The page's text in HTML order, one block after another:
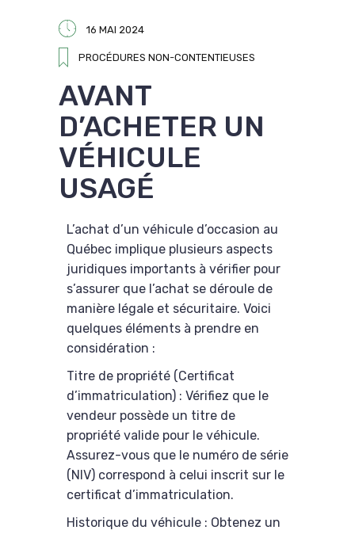
16 MAI 2024
PROCÉDURES NON-CONTENTIEUSES
AVANT
D’ACHETER UN
VÉHICULE
USAGÉ
L’achat d’un véhicule d’occasion au
Québec implique plusieurs aspects
juridiques importants à vérifier pour
s’assurer que l’achat se déroule de
manière légale et sécuritaire. Voici
quelques éléments à prendre en
considération :
Titre de propriété (Certificat
d’immatriculation) : Vérifiez que le
vendeur possède un titre de
propriété valide pour le véhicule.
Assurez-vous que le numéro de série
(NIV) correspond à celui inscrit sur le
certificat d’immatriculation.
Historique du véhicule : Obtenez un